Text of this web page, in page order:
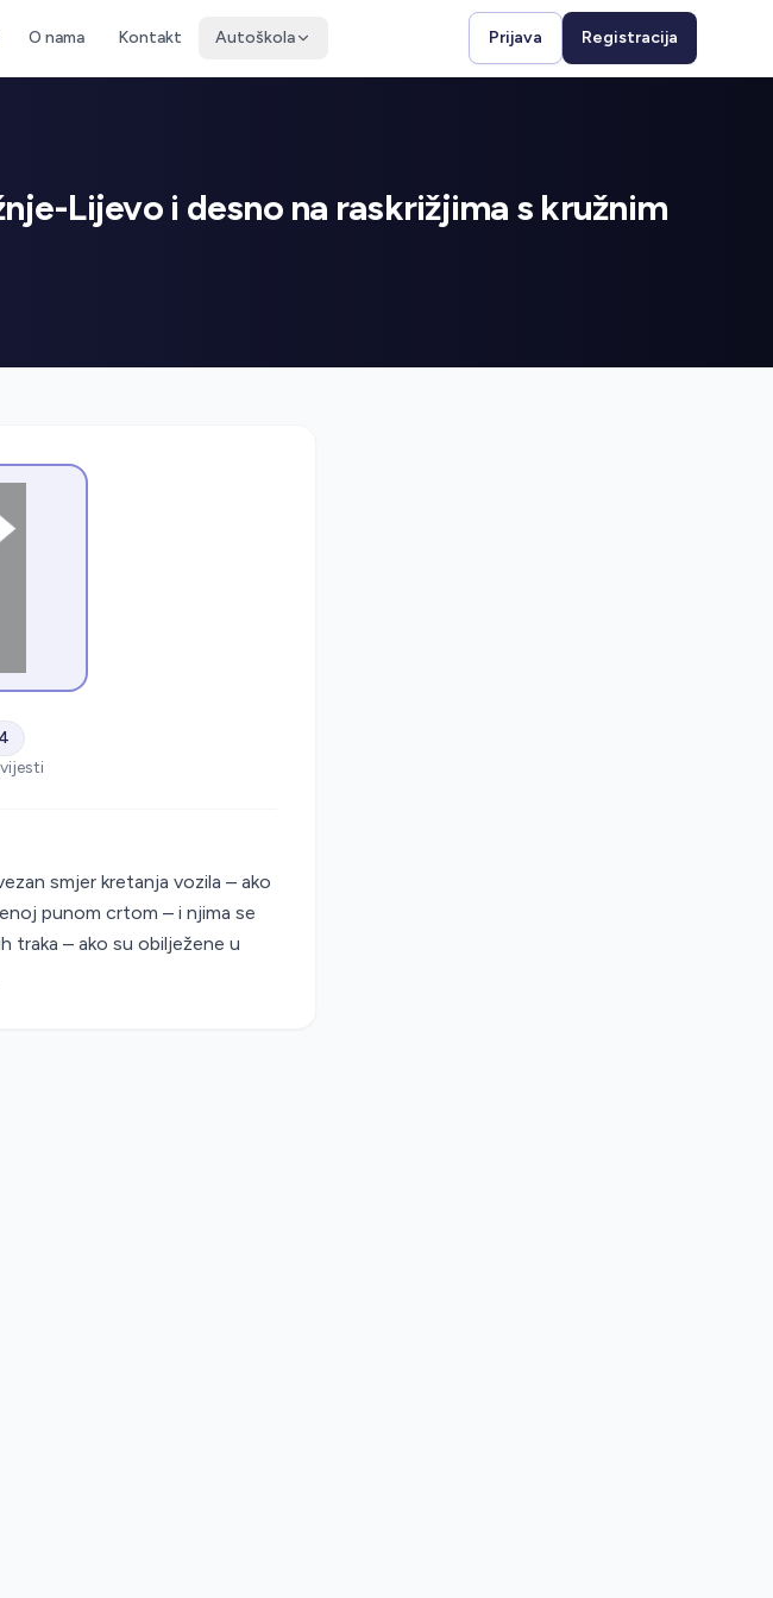
O nama Kontakt Autoškola Prijava Registracija
Lijevo i desno na raskrižjima s kružnim
smjer kretanja vozila – ako
punom crtom – i njima se
traka – ako su obilježene u